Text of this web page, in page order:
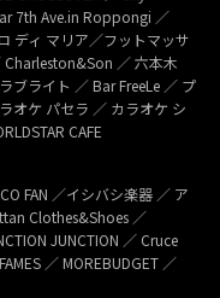
7th Ave.in Roppongi ／
ディ マリア／フットマッサ
／ 六本木
ブライト ／ Bar FreeLe ／ プ
オケ パセラ ／ カラオケ シ
CAFE
FAN ／イシバシ楽器 ／ ア
Clothes&Shoes ／
JUNCTION ／ Cruce
／ MOREBUDGET ／